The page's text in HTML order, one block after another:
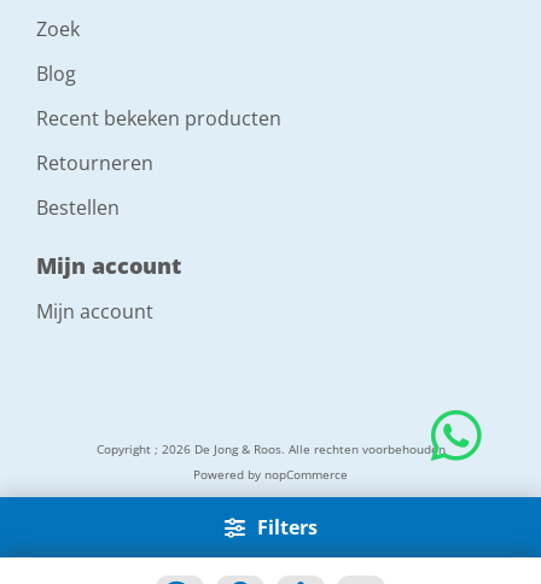
Filters
Zoek
Blog
Recent bekeken producten
Retourneren
Bestellen
Mijn account
Mijn account
Copyright ; 2026 De Jong & Roos. Alle rechten voorbehouden
Powered by nopCommerce